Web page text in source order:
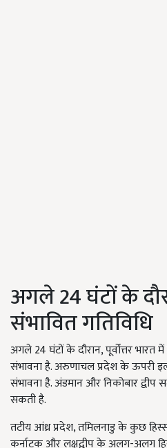
अगले 24 घंटों के
संभावित गतिविधि
अगले 24 घंटों के दौरान, पूर्वोत्तर भारत
संभावना है. अरुणाचल प्रदेश के ऊपरी
संभावना है. अंडमान और निकोबार द्वीप
सकती है.
तटीय आंध्र प्रदेश, तमिलनाडु के कुछ
कर्नाटक और लक्षद्वीप के अलग-अलग